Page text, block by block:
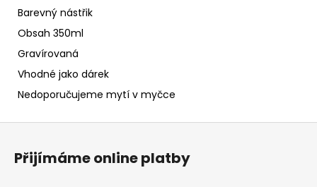
Barevný nástřik
Obsah 350ml
Gravírovaná
Vhodné jako dárek
Nedoporučujeme mytí v myčce
Z
Přijímáme online platby